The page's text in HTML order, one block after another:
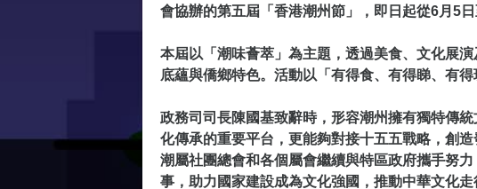
會協辦的第五屆「香港潮州節」，即日起從6月5
本屆以「潮味薈萃」為主題，透過美食、文化展
底蘊與僑鄉特色。活動以「有得食、有得睇、有
政務司司長陳國基致辭時，形容潮州擁有獨特傳
化傳承的重要平台，更能夠對接十五五戰略，創
潮屬社團總會和各個屬會繼續與特區政府攜手努
事，助力國家建設成為文化強國，推動中華文化走